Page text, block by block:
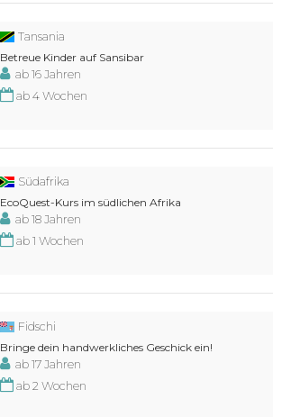
Tansania
Betreue Kinder auf Sansibar
ab 16 Jahren
ab 4 Wochen
Südafrika
EcoQuest-Kurs im südlichen Afrika
ab 18 Jahren
ab 1 Wochen
Fidschi
Bringe dein handwerkliches Geschick ein!
ab 17 Jahren
ab 2 Wochen